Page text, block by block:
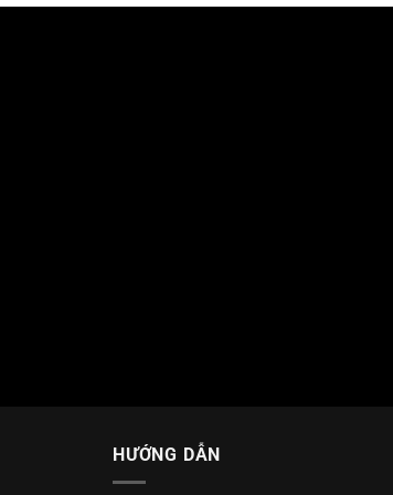
HƯỚNG DẪN